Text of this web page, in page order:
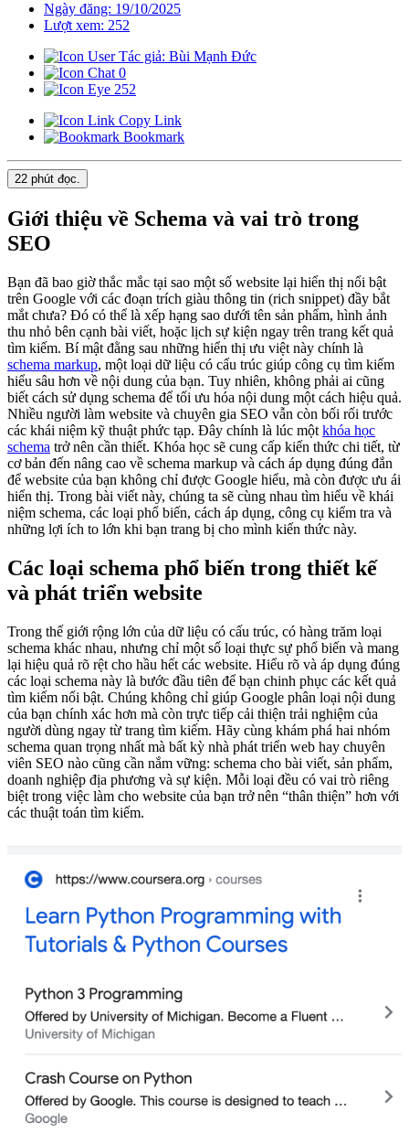
Ngày đăng: 19/10/2025
Lượt xem: 252
Tác giả: Bùi Mạnh Đức
0
252
Copy Link
Bookmark
22 phút đọc.
Giới thiệu về Schema và vai trò trong
SEO
Bạn đã bao giờ thắc mắc tại sao một số website lại hiển thị nổi bật
trên Google với các đoạn trích giàu thông tin (rich snippet) đầy bắt
mắt chưa? Đó có thể là xếp hạng sao dưới tên sản phẩm, hình ảnh
thu nhỏ bên cạnh bài viết, hoặc lịch sự kiện ngay trên trang kết quả
tìm kiếm. Bí mật đằng sau những hiển thị ưu việt này chính là
schema markup, một loại dữ liệu có cấu trúc giúp công cụ tìm kiếm
hiểu sâu hơn về nội dung của bạn. Tuy nhiên, không phải ai cũng
biết cách sử dụng schema để tối ưu hóa nội dung một cách hiệu quả.
Nhiều người làm website và chuyên gia SEO vẫn còn bối rối trước
các khái niệm kỹ thuật phức tạp. Đây chính là lúc một khóa học
schema trở nên cần thiết. Khóa học sẽ cung cấp kiến thức chi tiết, từ
cơ bản đến nâng cao về schema markup và cách áp dụng đúng đắn
để website của bạn không chỉ được Google hiểu, mà còn được ưu ái
hiển thị. Trong bài viết này, chúng ta sẽ cùng nhau tìm hiểu về khái
niệm schema, các loại phổ biến, cách áp dụng, công cụ kiểm tra và
những lợi ích to lớn khi bạn trang bị cho mình kiến thức này.
Các loại schema phổ biến trong thiết kế
và phát triển website
Trong thế giới rộng lớn của dữ liệu có cấu trúc, có hàng trăm loại
schema khác nhau, nhưng chỉ một số loại thực sự phổ biến và mang
lại hiệu quả rõ rệt cho hầu hết các website. Hiểu rõ và áp dụng đúng
các loại schema này là bước đầu tiên để bạn chinh phục các kết quả
tìm kiếm nổi bật. Chúng không chỉ giúp Google phân loại nội dung
của bạn chính xác hơn mà còn trực tiếp cải thiện trải nghiệm của
người dùng ngay từ trang tìm kiếm. Hãy cùng khám phá hai nhóm
schema quan trọng nhất mà bất kỳ nhà phát triển web hay chuyên
viên SEO nào cũng cần nắm vững: schema cho bài viết, sản phẩm,
doanh nghiệp địa phương và sự kiện. Mỗi loại đều có vai trò riêng
biệt trong việc làm cho website của bạn trở nên “thân thiện” hơn với
các thuật toán tìm kiếm.